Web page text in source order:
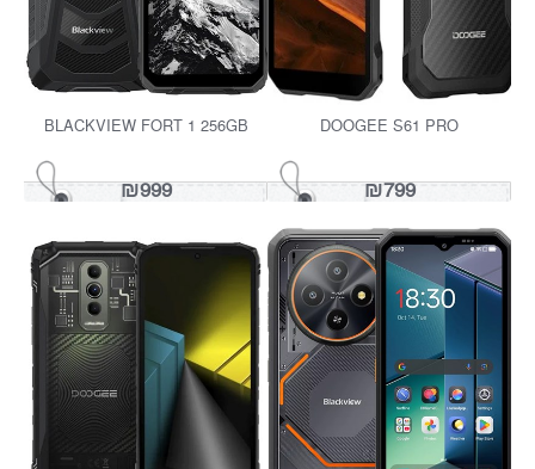
₪1699
₪1799
DOOGEE S61 PRO
BLACKVIEW FORT 1 256GB